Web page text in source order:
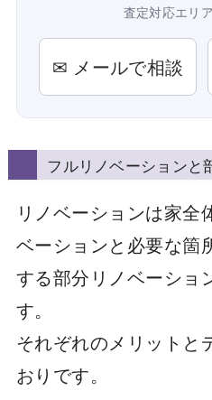
査定対応エリ
✉ メールで相談
フルリノベーションと
リノベーションは家全
ベーションと必要な箇
する部分リノベーショ
す。
それぞれのメリットと
おりです。